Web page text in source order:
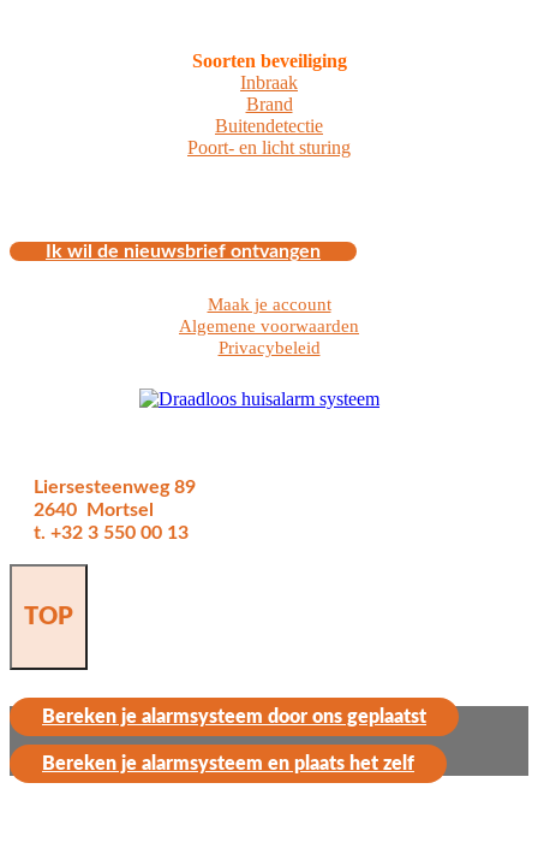
Soorten beveiliging
Inbraak
Brand
Buitendetectie
Poort- en licht sturing
Ik wil de nieuwsbrief ontvangen
Maak je account
Algemene voorwaarden
Privacybeleid
Liersesteenweg 89
2640 Mortsel
t. +32 3 550 00 13
TOP
Bereken je alarmsysteem door ons geplaatst
Bereken je alarmsysteem en plaats het zelf